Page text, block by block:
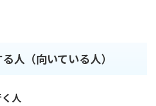
人（向いている人）
人